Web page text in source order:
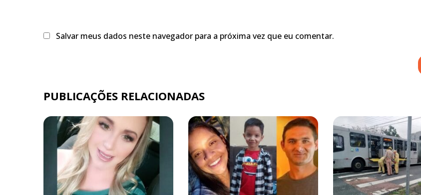
Salvar meus dados neste navegador para a próxima vez que eu comentar.
PUBLICAÇÕES RELACIONADAS